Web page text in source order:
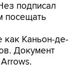
подписал
посещать
как Каньон-де-
Документ